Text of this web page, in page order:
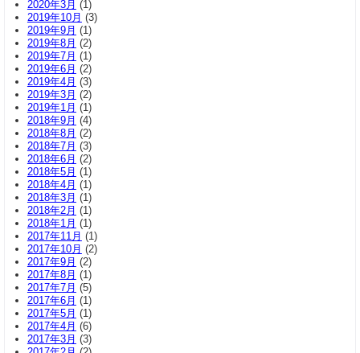
2020年3月 (1)
2019年10月 (3)
2019年9月 (1)
2019年8月 (2)
2019年7月 (1)
2019年6月 (2)
2019年4月 (3)
2019年3月 (2)
2019年1月 (1)
2018年9月 (4)
2018年8月 (2)
2018年7月 (3)
2018年6月 (2)
2018年5月 (1)
2018年4月 (1)
2018年3月 (1)
2018年2月 (1)
2018年1月 (1)
2017年11月 (1)
2017年10月 (2)
2017年9月 (2)
2017年8月 (1)
2017年7月 (5)
2017年6月 (1)
2017年5月 (1)
2017年4月 (6)
2017年3月 (3)